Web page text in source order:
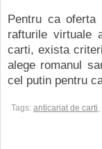
Pentru ca
rafturile virtuale
carti, exista
alege romanul
cel putin pentru
Tags: anticariat de carti,